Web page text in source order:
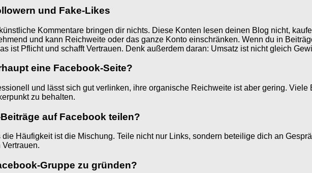
und Fake-Likes
Kommentare bringen dir nichts. Diese Konten lesen deinen Blog nicht,
und kann Reichweite oder das ganze Konto einschränken. Wenn du in
ist Pflicht und schafft Vertrauen. Denk außerdem daran: Umsatz ist nicht gleich
eine Facebook-Seite?
und lässt sich gut verlinken, ihre organische Reichweite ist aber gering.
zu behalten.
auf Facebook teilen?
Häufigkeit ist die Mischung. Teile nicht nur Links, sondern beteilige dich an
Gruppe zu gründen?